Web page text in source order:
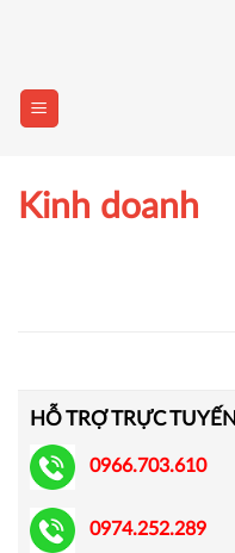
Kinh doanh
HỖ TRỢ TRỰC TUYẾN
0966.703.610
0974.252.289